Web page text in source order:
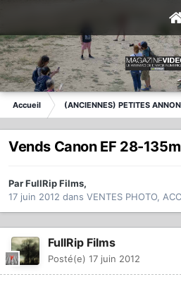
Accueil (ANCIENNES) PETITES
Vends Canon EF 28-
ParFullRip Films,
17 juin 2012 dans VENTES PHOTO,
FullRip Films
Posté(e) 17 juin 2012